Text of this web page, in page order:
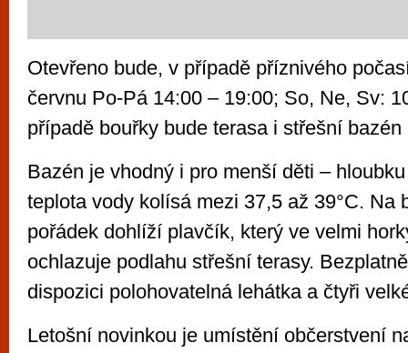
Otevřeno bude, v případě příznivého
červnu Po-Pá 14:00 – 19:00; So, Ne, Sv:
případě bouřky bude terasa i střešní bazén
Bazén je vhodný i pro menší děti –
teplota vody kolísá mezi 37,5 až 39°C. Na
pořádek dohlíží plavčík, který ve velmi
ochlazuje podlahu střešní terasy.
dispozici polohovatelná lehátka a čtyři
Letošní novinkou je umístění občerstvení